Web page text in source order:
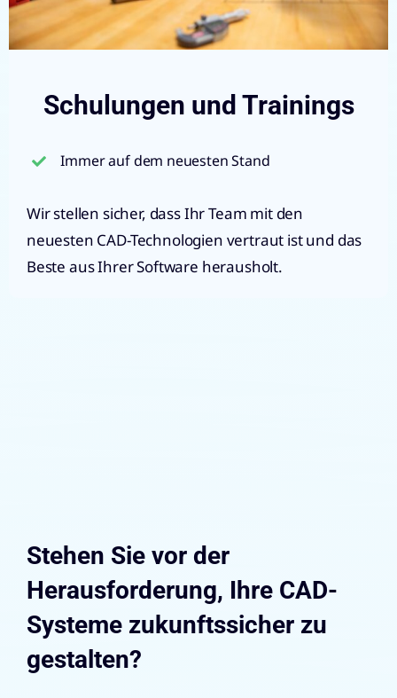
Schulungen und Trainings
Immer auf dem neuesten Stand
Wir stellen sicher, dass Ihr Team mit den
neuesten CAD-Technologien vertraut ist und das
Beste aus Ihrer Software herausholt.
Stehen Sie vor der
Herausforderung, Ihre CAD-
Systeme zukunftssicher zu
gestalten?